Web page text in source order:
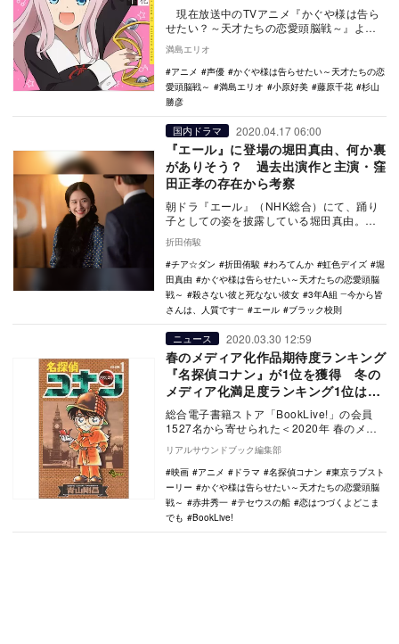
現在放送中のTVアニメ『かぐや様は告ら
せたい？～天才たちの恋愛頭脳戦～』よ
第…
満島エリオ
アニメ
声優
かぐや様は告らせたい～天才たちの恋
愛頭脳戦～
満島エリオ 小原好美 藤原千花
杉山
勝彦
国内ドラマ 2020.04.17 06:00
『エール』に登場の堀田真由、何か裏
がありそう？ 過去出演作と主演・窪
田正孝の存在から考察
朝ドラ『エール』（NHK総合）にて、踊り
子としての姿を披露している堀田真由。主
いるこちらも…
折田侑駿
チア☆ダン
折田侑駿 わろてんか 虹色デイズ
堀
田真由
かぐや様は告らせたい～天才たちの恋愛頭脳
戦～
殺さない彼と死なない彼女
3年A組 ―今から皆
さんは、人質です―
エール ブラック校則
ニュース 2020.03.30 12:59
春のメディア化作品期待度ランキング
『名探偵コナン』が1位を獲得 冬の
メディア化満足度ランキング1位は
『テセウスの船』
総合電子書籍ストア「BookLive!」の会員
1527名から寄せられた＜2020年 春のメデ
ィア化作品期待度＞＜2020年 冬の…
リアルサウンドブック編集部
映画
アニメ ドラマ 名探偵コナン
東京ラブスト
ーリー
かぐや様は告らせたい～天才たちの恋愛頭脳
戦～
赤井秀一 テセウスの船
恋はつづくよどこま
でも
BookLive!